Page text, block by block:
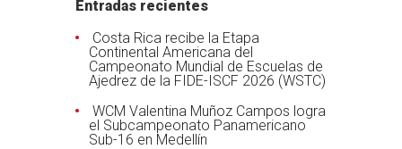
Entradas recientes
Costa Rica recibe la Etapa
Continental Americana del
Campeonato Mundial de Escuelas de
Ajedrez de la FIDE-ISCF 2026 (WSTC)
WCM Valentina Muñoz Campos logra
el Subcampeonato Panamericano
Sub-16 en Medellín